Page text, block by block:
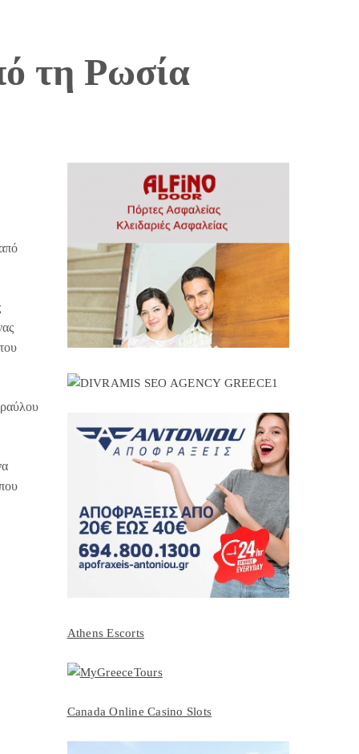
τη Ρωσία
Athens Escorts
Canada Online Casino Slots